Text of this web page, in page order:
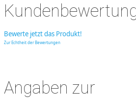
Bewerte jetzt das Produkt!
Zur Echtheit der Bewertungen
Angaben zur